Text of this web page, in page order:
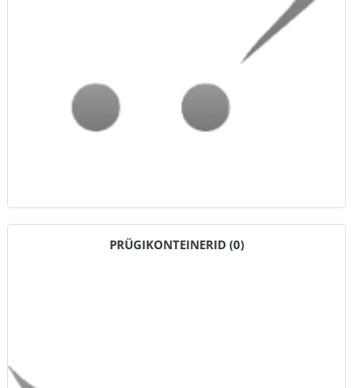
PRÜGIKONTEINERID (0)